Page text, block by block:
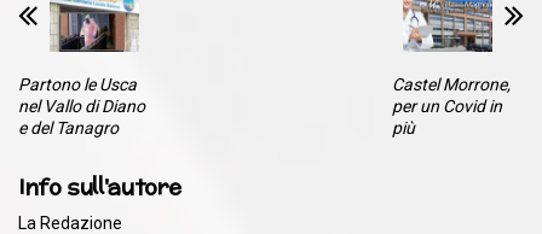
Partono le Usca
nel Vallo di Diano
e del Tanagro
Castel Morrone,
per un Covid in
più
Info sull'autore
La Redazione